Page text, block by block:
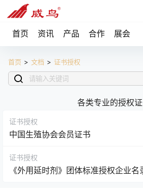
首页 资讯 产品 合作 展会
首页 > 文档 > 证书授权
各类专业的授权
证书授权
中国生殖协会会员证书
证书授权
《外用延时剂》团体标准授权企业名